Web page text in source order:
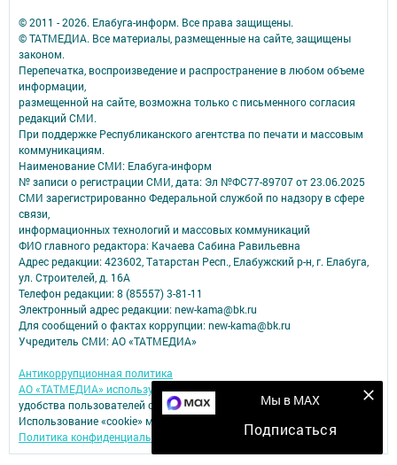
Мы в MAX
Подписаться
© 2011 - 2026. Елабуга-информ. Все права защищены.
© ТАТМЕДИА. Все материалы, размещенные на сайте, защищены
законом.
Перепечатка, воспроизведение и распространение в любом объеме
информации,
размещенной на сайте, возможна только с письменного согласия
редакций СМИ.
При поддержке Республиканского агентства по печати и массовым
коммуникациям.
Наименование СМИ: Елабуга-информ
№ записи о регистрации СМИ, дата: Эл №ФС77-89707 от 23.06.2025
СМИ зарегистрированно Федеральной службой по надзору в сфере
связи,
информационных технологий и массовых коммуникаций
ФИО главного редактора: Качаева Сабина Равильевна
Адрес редакции: 423602, Татарстан Респ., Елабужский р-н, г. Елабуга,
ул. Строителей, д. 16А
Телефон редакции: 8 (85557) 3-81-11
Электронный адрес редакции: new-kama@bk.ru
Для сообщений о фактах коррупции: new-kama@bk.ru
Учредитель СМИ: АО «ТАТМЕДИА»
Антикоррупционная политика
АО «ТАТМЕДИА» использует «cookie»для персонализации сервисов и
удобства пользователей сайтом.
Использование «cookie» можно отменить в настройках браузера.
Политика конфиденциальности